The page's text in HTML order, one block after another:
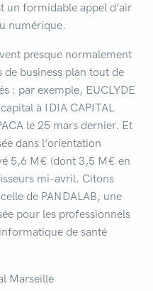
un formidable appel d’air
numérique.
presque normalement
de business plan tout de
: par exemple, EUCLYDE
à IDIA CAPITAL
le 25 mars dernier. Et
dans l’orientation
5,6 M€ (dont 3,5 M€ en
mi-avril. Citons
de PANDALAB, une
pour les professionnels
de santé
Marseille